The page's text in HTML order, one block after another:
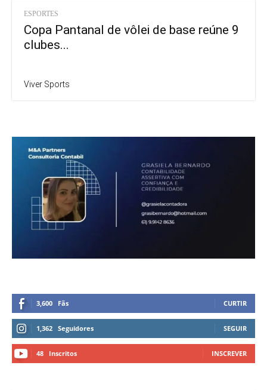
ESPORTES
Copa Pantanal de vôlei de base reúne 9
clubes...
Viver Sports
3,600 Fãs CURTIR
1,362 Seguidores SEGUIR
48 Inscritos INSCREVER